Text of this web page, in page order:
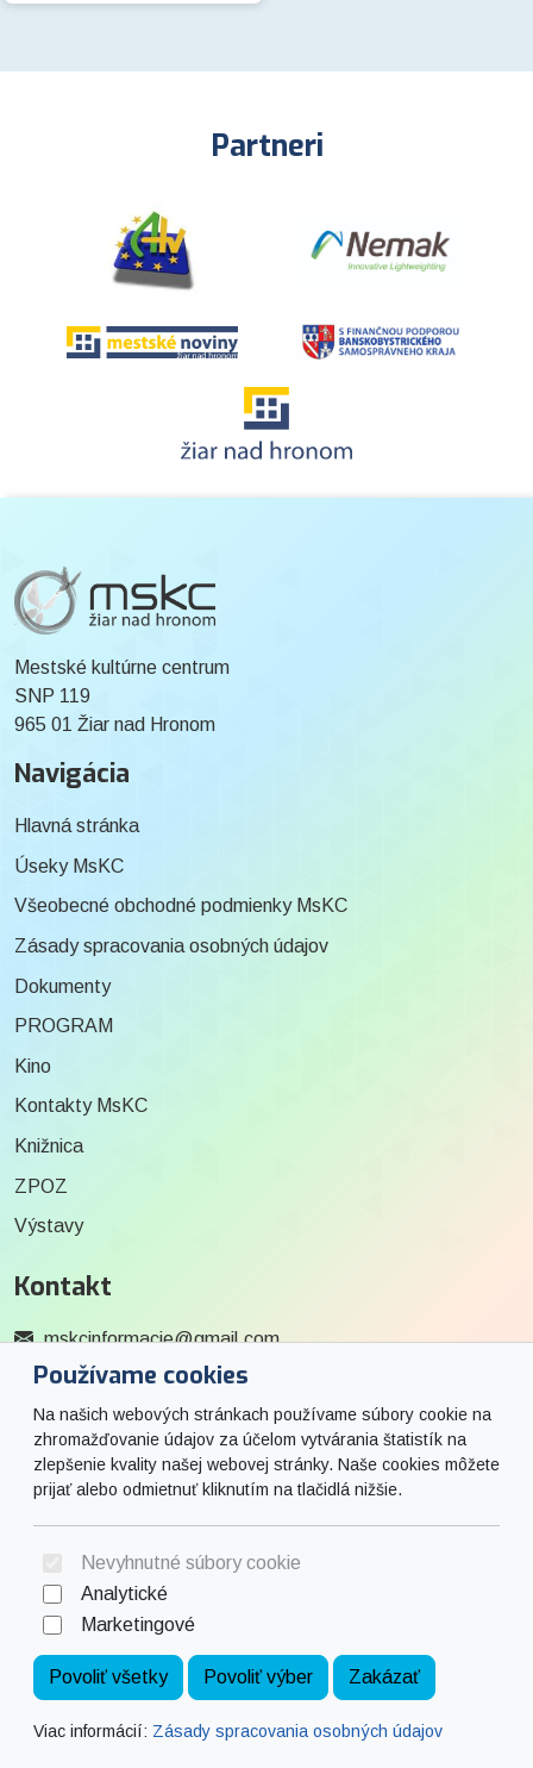
Partneri
Používame cookies
Na našich webových stránkach používame súbory cookie na
zhromažďovanie údajov za účelom vytvárania štatistík na
zlepšenie kvality našej webovej stránky. Naše cookies môžete
prijať alebo odmietnuť kliknutím na tlačidlá nižšie.
Nevyhnutné súbory cookie
Analytické
Marketingové
Povoliť všetky Povoliť výber Zakázať
Viac informácií: Zásady spracovania osobných údajov
Mestské kultúrne centrum
SNP 119
965 01 Žiar nad Hronom
Navigácia
Hlavná stránka
Úseky MsKC
Všeobecné obchodné podmienky MsKC
Zásady spracovania osobných údajov
Dokumenty
PROGRAM
Kino
Kontakty MsKC
Knižnica
ZPOZ
Výstavy
Kontakt
mskcinformacie@gmail.com
0915 727 244
Social
Facebook
Hosting: - Web: